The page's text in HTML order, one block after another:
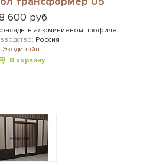
600 руб.
в алюминиевом профиле
Россия
Экодизайн
В корзину